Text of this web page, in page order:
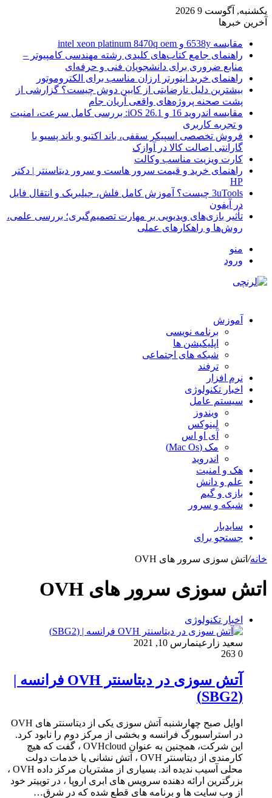
یکشنبه, آگوست 9 2026
آخرین خبرها
مقایسه 6538y و intel xeon platinum 8470q oem
راهنمای جامع کتاب‌های کلیدی رشته مهندسی کامپیوتر –
منابع ضروری برای دانشجویان فنی و حرفه‌ای
راهنمای خرید اینورتر ارزان مناسب برای الکتروموتور
بیشترین دلیل نارضایتی از کابین دوش چیست؟ گزارشی از
پشت صحنه پروژه‌های واقعی آریان جام
مقایسه اندروید 16 و iOS 26.1: بررسی کامل سرعت، امنیت
و تجربه کاربری
فروش تخصصی اسپیکر سقفی، باند اکتیو و باند پسیو با
گارانتی اصالت کالا در آوازک
کارت ویزیت مناسب وکالت
راهنمای خرید و قیمت سرور هاست و سرور دیتاسنتر | دکتر
HP
3uTools چیست؟ آموزش کامل فلش، جیلبریک و انتقال فایل
در آیفون
تأثیر بازی‌های ویدیویی بر مهارت تصمیم‌گیری؛ بررسی علمی،
روش‌ها و راهکارهای عملی
منو
ورود
آموزش
برنامه نویسی
اپلیکیشن ها
شبکه های اجتماعی
ترفند
نرم افزار
اخبار تکنولوژی
سیستم عامل
ویندوز
لینوکس
آی او اس
مک (Mac Os)
اندروید
هک و امنیت
علم و دانش
بازی و گیم
شبکه و سرور
سایدبار
جستجو برای
خانه/ اتش سوزی سرور های OVH
اتش سوزی سرور های OVH
اخبار تکنولوژی
سعید زارعینمارس 10, 2021
0
آتش سوزی در دیتاسنتر OVH فرانسه |
(SBG2)
اوایل صبح چهارشنبه آتش سوزی یکی از دیتاسنتر های OVH
در استراسبورگ فرانسه و بخشی از مرکز دوم را نابود کرد.
این شرکت، همچنین به عنوان OVHcloud ، گفت که هیچ
کارمندی از دیتاسنتر OVH ، آتش نشانی یا خدمات دولت
محلی آسیب ندیده اند. بسیاری از مشتریان مرکز داده OVH ،
بزرگترین ارائه دهنده سرویس های ابری اروپا ، در توییتر خود
از وب سایت ها و برنامه های قطع شده که در شرق…